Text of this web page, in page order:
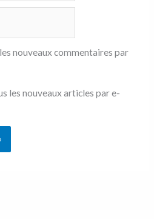
nouveaux commentaires par
les nouveaux articles par e-